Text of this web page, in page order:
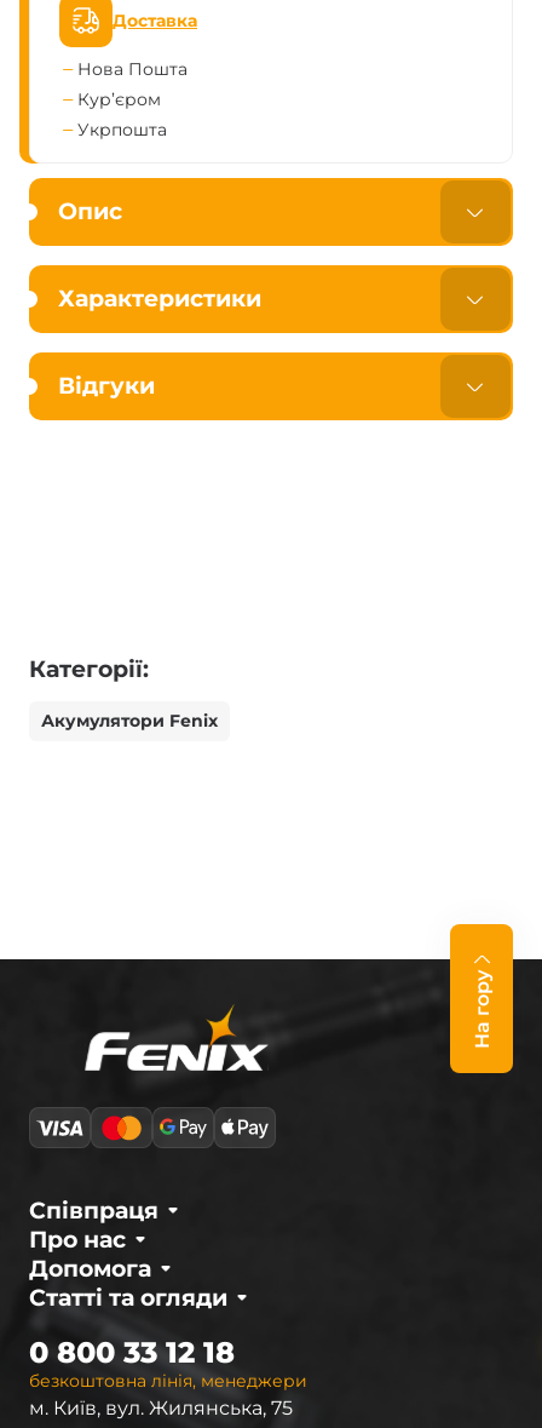
Доставка
Нова Пошта
Кур’єром
Укрпошта
Опис
Характеристики
Відгуки
Категорії:
Акумулятори Fenix
На гору
Про нас
Співпраця
Статті та огляди
Допомога
безкоштовна лінія, менеджери
0 800 33 12 18
м. Київ, вул. Жилянська, 75